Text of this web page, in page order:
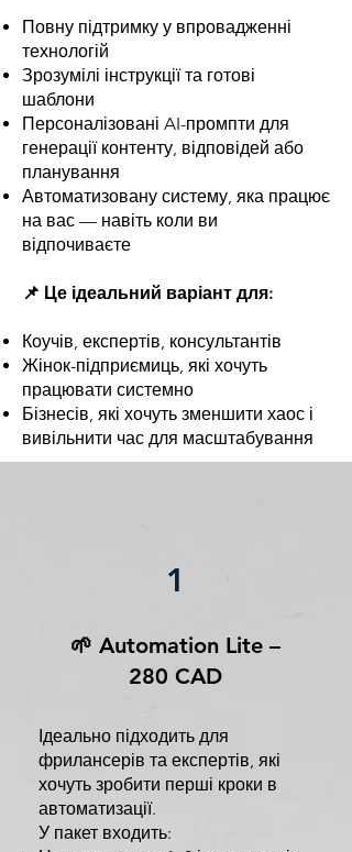
Повну підтримку у впровадженні
технологій
Зрозумілі інструкції та готові
шаблони
Персоналізовані AI-промпти для
генерації контенту, відповідей або
планування
Автоматизовану систему, яка працює
на вас — навіть коли ви
відпочиваєте
📌 Це ідеальний варіант для:
Коучів, експертів, консультантів
Жінок-підприємиць, які хочуть
працювати системно
Бізнесів, які хочуть зменшити хаос і
вивільнити час для масштабування
1
🌱 Automation Lite –
280 CAD
Ідеально підходить для
фрилансерів та експертів, які
хочуть зробити перші кроки в
автоматизації.
У пакет входить: